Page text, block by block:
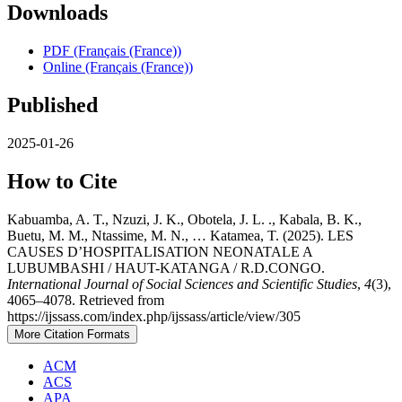
Downloads
PDF (Français (France))
Online (Français (France))
Published
2025-01-26
How to Cite
Kabuamba, A. T., Nzuzi, J. K., Obotela, J. L. ., Kabala, B. K.,
Buetu, M. M., Ntassime, M. N., … Katamea, T. (2025). LES
CAUSES D’HOSPITALISATION NEONATALE A
LUBUMBASHI / HAUT-KATANGA / R.D.CONGO.
International Journal of Social Sciences and Scientific Studies, 4(3),
4065–4078. Retrieved from
https://ijssass.com/index.php/ijssass/article/view/305
More Citation Formats
ACM
ACS
APA